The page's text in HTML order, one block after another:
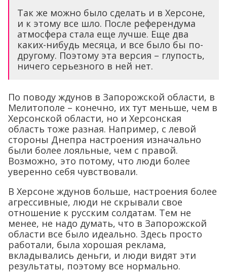
Так же можно было сделать и в Херсоне,
и к этому все шло. После референдума
атмосфера стала еще лучше. Еще два
каких-нибудь месяца, и все было бы по-
другому. Поэтому эта версия – глупость,
ничего серьезного в ней нет.
По поводу ждунов в Запорожской области, в
Мелитополе – конечно, их тут меньше, чем в
Херсонской области, но и Херсонская
область тоже разная. Например, с левой
стороны Днепра настроения изначально
были более лояльные, чем с правой.
Возможно, это потому, что люди более
уверенно себя чувствовали.
В Херсоне ждунов больше, настроения более
агрессивные, люди не скрывали свое
отношение к русским солдатам. Тем не
менее, не надо думать, что в Запорожской
области все было идеально. Здесь просто
работали, была хорошая реклама,
вкладывались деньги, и люди видят эти
результаты, поэтому все нормально.